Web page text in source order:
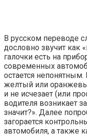
В русском переводе
дословно звучит как
галочки есть на
современных
остается непонятным.
желтый или
и не исчезает (или
водителя возникает
значит?». Далее
загорается
автомобиля, а также